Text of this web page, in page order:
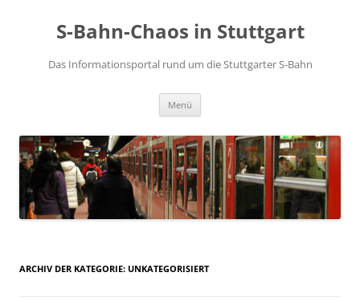
S-Bahn-Chaos in Stuttgart
Das Informationsportal rund um die Stuttgarter S-Bahn
Menü
ARCHIV DER KATEGORIE: UNKATEGORISIERT